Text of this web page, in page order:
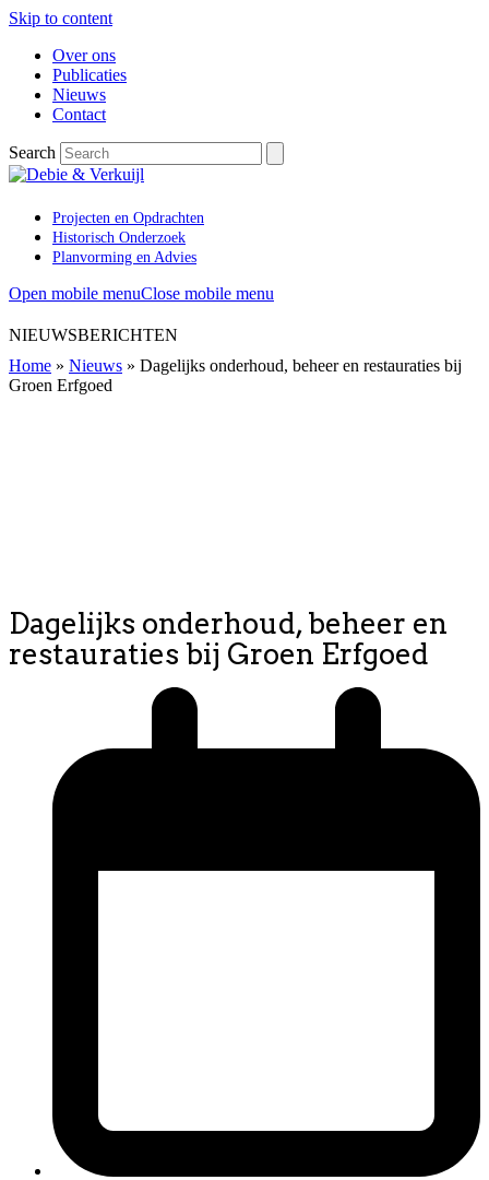
Skip to content
Over ons
Publicaties
Nieuws
Contact
Search
Projecten en Opdrachten
Historisch Onderzoek
Planvorming en Advies
Open mobile menuClose mobile menu
NIEUWSBERICHTEN
Home » Nieuws » Dagelijks onderhoud, beheer en restauraties bij
Groen Erfgoed
Dagelijks onderhoud, beheer en
restauraties bij Groen Erfgoed